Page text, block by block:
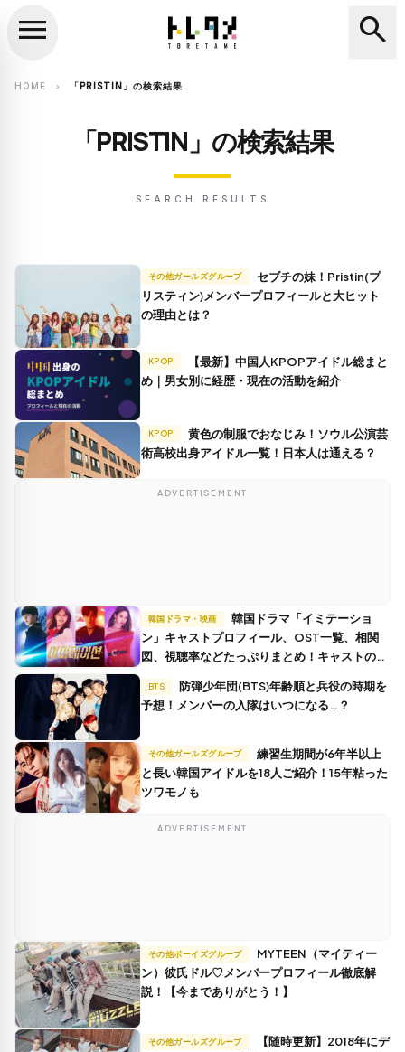
search
menu search
HOME chevron_right 「PRISTIN」の検索結果
「PRISTIN」の検索結果
SEARCH RESULTS
その他ガールズグループ
リスティン)メンバープロフィールと大ヒット
の理由とは？
KPOP
め｜男女別に経歴・現在の活動を紹介
KPOP
術高校出身アイドル一覧！日本人は通える？
ADVERTISEMENT
韓国ドラマ・映画
ン」キャストプロフィール、OST一覧、相関
図、視聴率などたっぷりまとめ！キャストの体
重やインスタまで！！
BTS
予想！メンバーの入隊はいつになる…？
その他ガールズグループ
と長い韓国アイドルを18人ご紹介！15年粘った
ツワモノも
ADVERTISEMENT
その他ボーイズグループ
ン）彼氏ドル♡メンバープロフィール徹底解
説！【今までありがとう！】
その他ガールズグループ